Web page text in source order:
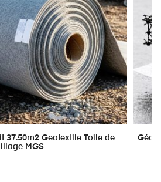
37.50m2 Geotextile Toile de
MGS